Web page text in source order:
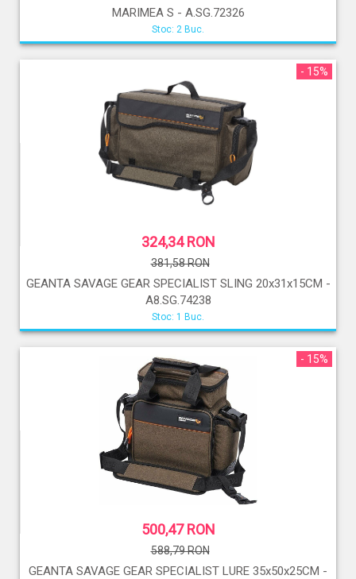
MARIMEA S - A.SG.72326
Stoc: 2 Buc.
- 15%
324,34 RON
381,58 RON
GEANTA SAVAGE GEAR SPECIALIST SLING 20x31x15CM -
A8.SG.74238
Stoc: 1 Buc.
- 15%
500,47 RON
588,79 RON
GEANTA SAVAGE GEAR SPECIALIST LURE 35x50x25CM -